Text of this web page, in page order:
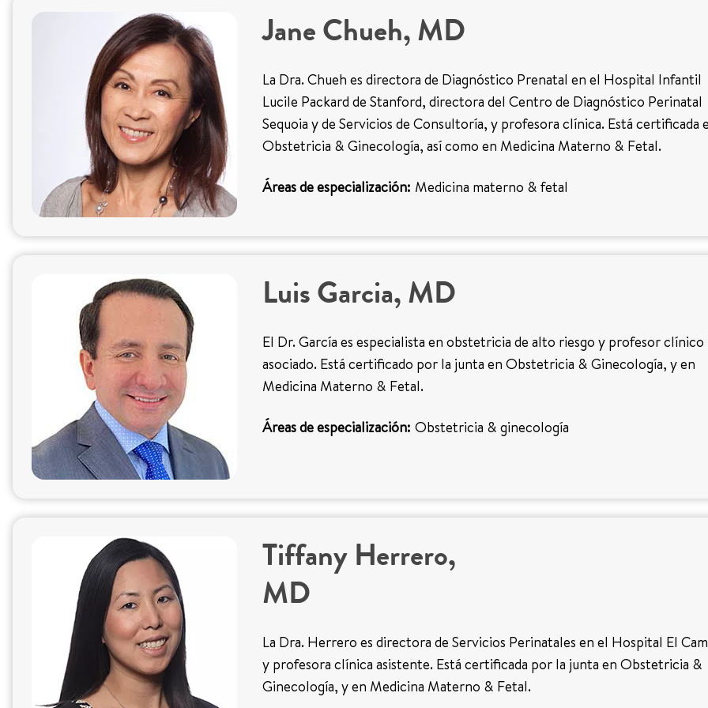
Jane Chueh, MD
La Dra. Chueh es directora de Diagnóstico Prenatal en el Hospital Infantil
Lucile Packard de Stanford, directora del Centro de Diagnóstico Perinatal
Sequoia y de Servicios de Consultoría, y profesora clínica. Está certificada
Obstetricia & Ginecología, así como en Medicina Materno & Fetal.
Áreas de especialización: Medicina materno & fetal
Luis Garcia, MD
El Dr. García es especialista en obstetricia de alto riesgo y profesor clínico
asociado. Está certificado por la junta en Obstetricia & Ginecología, y en
Medicina Materno & Fetal.
Áreas de especialización: Obstetricia & ginecología
Tiffany Herrero,
MD
La Dra. Herrero es directora de Servicios Perinatales en el Hospital El
y profesora clínica asistente. Está certificada por la junta en Obstetricia &
Ginecología, y en Medicina Materno & Fetal.